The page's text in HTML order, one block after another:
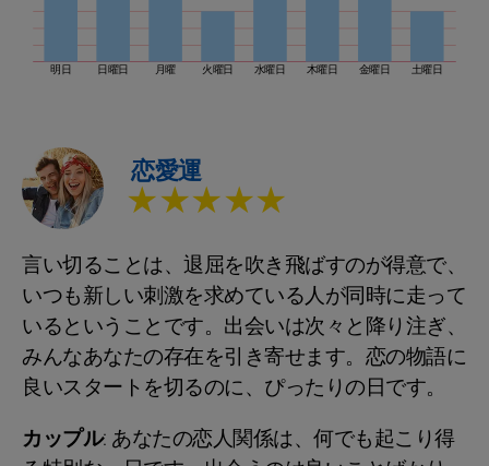
明日 日曜日 月曜 火曜日 水曜日 木曜日 金曜日 土曜日
恋愛運
★★★★★
言い切ることは、退屈を吹き飛ばすのが得意で、
いつも新しい刺激を求めている人が同時に走って
いるということです。出会いは次々と降り注ぎ、
みんなあなたの存在を引き寄せます。恋の物語に
良いスタートを切るのに、ぴったりの日です。
カップル: あなたの恋人関係は、何でも起こり得